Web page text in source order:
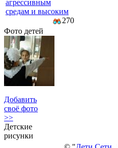
агрессивным
средам и высоким
270
Фото детей
Добавить
своё фото
>>
Детские
рисунки